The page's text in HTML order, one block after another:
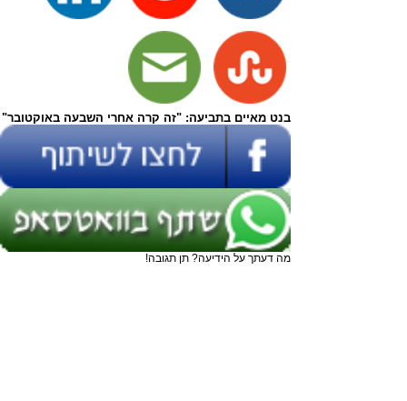
בנט מאיים בתביעה: "זה קרה אחרי השבעה באוקטובר"
מה דעתך על הידיעה? תן תגובה!